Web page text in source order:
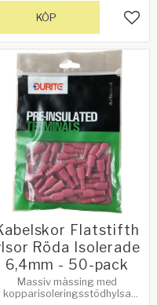
i favoriter
KÖP
Flatstifth
Röda Isolerade
6,4mm - 50-pack
​Massiv mässing med
kopparisoleringsstödhylsa